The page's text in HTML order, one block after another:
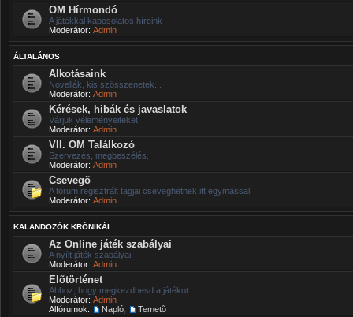
OM Hírmondó
A játékkal kapcsolatos híreink
Moderátor: Admin
ÁLTALÁNOS
Alkotásaink
Novellák, kis szösszenetek...
Moderátor: Admin
Kérések, hibák és javaslatok
Várjuk véleményeiteket
Moderátor: Admin
VII. OM Találkozó
Szervezés, megbeszélés.
Moderátor: Admin
Csevegõ
A fórum regisztrált tagjai cseveghetnek itt egymással.
Moderátor: Admin
KALANDOZÓK KRÓNIKÁI
Az Online játék szabályai
A nyílt játék szabályai
Moderátor: Admin
Elõtörténet
Ahhoz, hogy megkezdhesd a játékot...
Moderátor: Admin
Alfórumok:
Napló Temetõ